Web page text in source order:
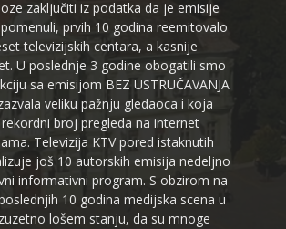
zaključiti iz podatka da je emisije
prvih 10 godina reemitovalo
televizijskih centara, a kasnije
U poslednje 3 godine obogatili smo
sa emisijom BEZ USTRUČAVANJA
veliku pažnju gledaoca i koja
broj pregleda na internet
Televizija KTV pored istaknutih
još 10 autorskih emisija nedeljno
informativni program. S obzirom na
10 godina medijska scena u
lošem stanju, da su mnoge